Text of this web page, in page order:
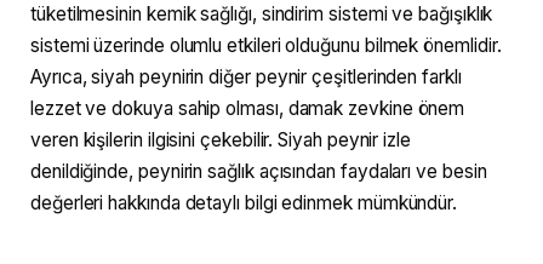
tüketilmesinin kemik sağlığı, sindirim sistemi ve bağışıklık
sistemi üzerinde olumlu etkileri olduğunu bilmek önemlidir.
Ayrıca, siyah peynirin diğer peynir çeşitlerinden farklı
lezzet ve dokuya sahip olması, damak zevkine önem
veren kişilerin ilgisini çekebilir. Siyah peynir izle
denildiğinde, peynirin sağlık açısından faydaları ve besin
değerleri hakkında detaylı bilgi edinmek mümkündür.